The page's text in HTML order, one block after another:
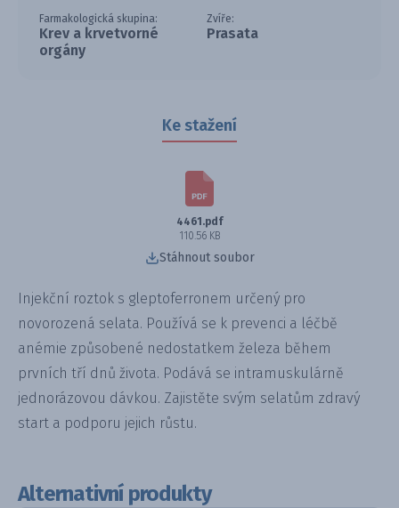
Farmakologická skupina:
Krev a krvetvorné
orgány
Zvíře:
Prasata
Ke stažení
4461.pdf
110.56 KB
Stáhnout soubor
Injekční roztok s gleptoferronem určený pro
novorozená selata. Používá se k prevenci a léčbě
anémie způsobené nedostatkem železa během
prvních tří dnů života. Podává se intramuskulárně
jednorázovou dávkou. Zajistěte svým selatům zdravý
start a podporu jejich růstu.
Alternativní produkty